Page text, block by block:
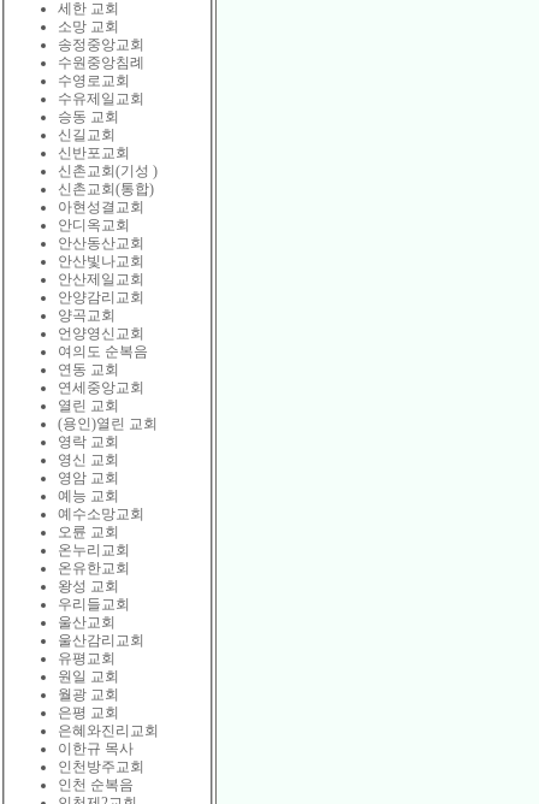
세한 교회
소망 교회
송정중앙교회
수원중앙침례
수영로교회
수유제일교회
승동 교회
신길교회
신반포교회
신촌교회(기성 )
신촌교회(통합)
아현성결교회
안디옥교회
안산동산교회
안산빛나교회
안산제일교회
안양감리교회
양곡교회
언양영신교회
여의도 순복음
연동 교회
연세중앙교회
열린 교회
(용인)열린 교회
영락 교회
영신 교회
영암 교회
예능 교회
예수소망교회
오륜 교회
온누리교회
온유한교회
왕성 교회
우리들교회
울산교회
울산감리교회
유평교회
원일 교회
월광 교회
은평 교회
은혜와진리교회
이한규 목사
인천방주교회
인천 순복음